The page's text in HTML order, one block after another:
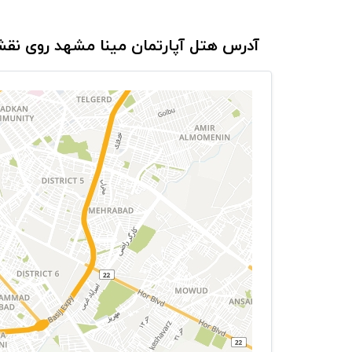
آدرس هتل آپارتمان مینا مشهد روی